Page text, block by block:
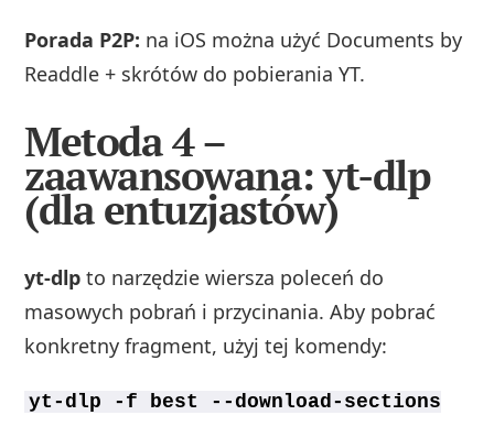
Porada P2P: na iOS można użyć Documents by
Readdle + skrótów do pobierania YT.
Metoda 4 –
zaawansowana: yt-dlp
(dla entuzjastów)
yt-dlp to narzędzie wiersza poleceń do
masowych pobrań i przycinania. Aby pobrać
konkretny fragment, użyj tej komendy:
yt-dlp -f best --download-sections